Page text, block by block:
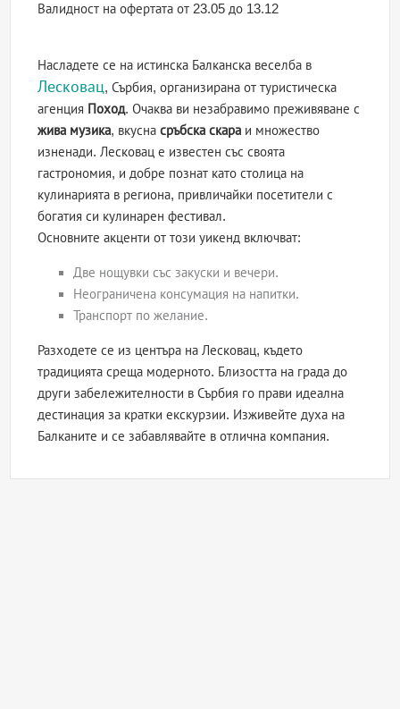
Валидност на офертатаот 23.05 до 13.12
Насладете се на истинска Балканска веселба в
Лесковац, Сърбия, организирана от туристическа
агенция Поход. Очаква ви незабравимо преживяване с
жива музика, вкуснасръбска скара и множество
изненади. Лесковац е известен със своята
гастрономия, и добре познат като столица на
кулинарията в региона, привличайки посетители с
богатия си кулинарен фестивал.
Основните акценти от този уикенд включват:
Две нощувки със закуски и вечери.
Неограничена консумация на напитки.
Транспорт по желание.
Разходете се из центъра на Лесковац, където
традицията среща модерното. Близостта на града до
други забележителности в Сърбия го прави идеална
дестинация за кратки екскурзии. Изживейте духа на
Балканите и се забавлявайте в отлична компания.